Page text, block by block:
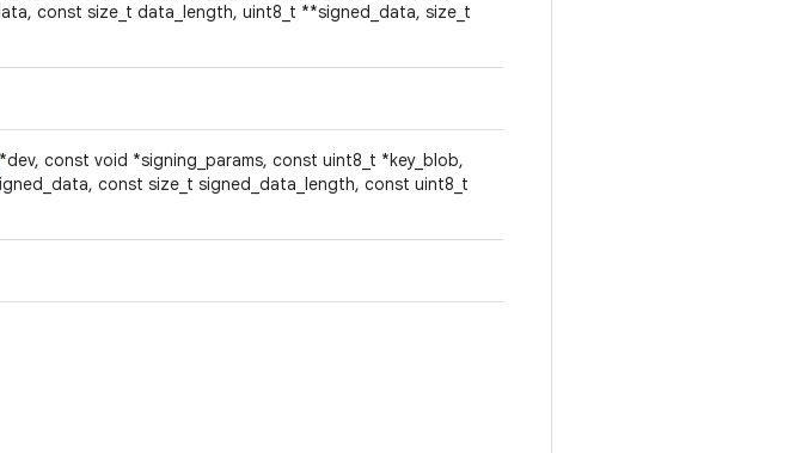
const size_t data_length, uint8_t **signed_data, size_t
*dev, const void *signing_params, const uint8_t *key_blob,
const size_t signed_data_length, const uint8_t